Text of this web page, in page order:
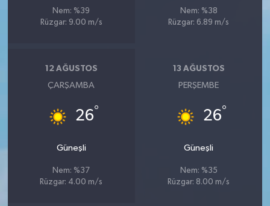
Nem: %39
Rüzgar: 9.00 m/s
Nem: %38
Rüzgar: 6.89 m/s
12 AĞUSTOS
ÇARŞAMBA
26°
Güneşli
Nem: %37
Rüzgar: 4.00 m/s
13 AĞUSTOS
PERŞEMBE
26°
Güneşli
Nem: %35
Rüzgar: 8.00 m/s